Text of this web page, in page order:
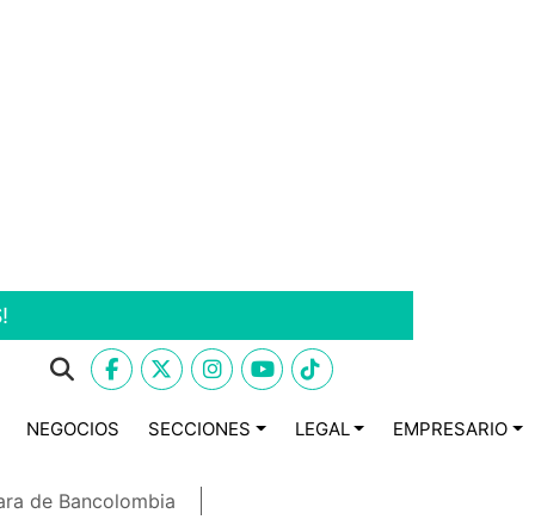
NEGOCIOS SECCIONES LEGAL EMPRESARIO
de Bancolombia